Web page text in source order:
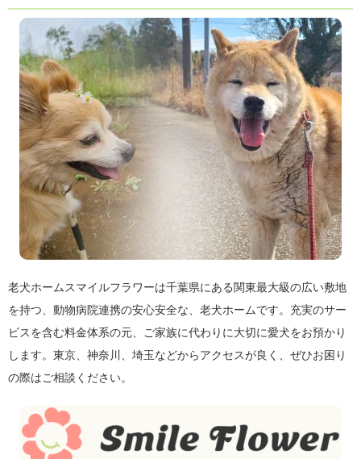
老犬ホームスマイルフラワーは千葉県にある関東最大級の広い敷地
を持つ、動物病院連携の安心安全な、老犬ホームです。充実のサー
ビスを含む料金体系の元、ご家族に代わりに大切に愛犬をお預かり
します。東京、神奈川、埼玉などからアクセスが良く、ぜひお困り
の際はご相談ください。